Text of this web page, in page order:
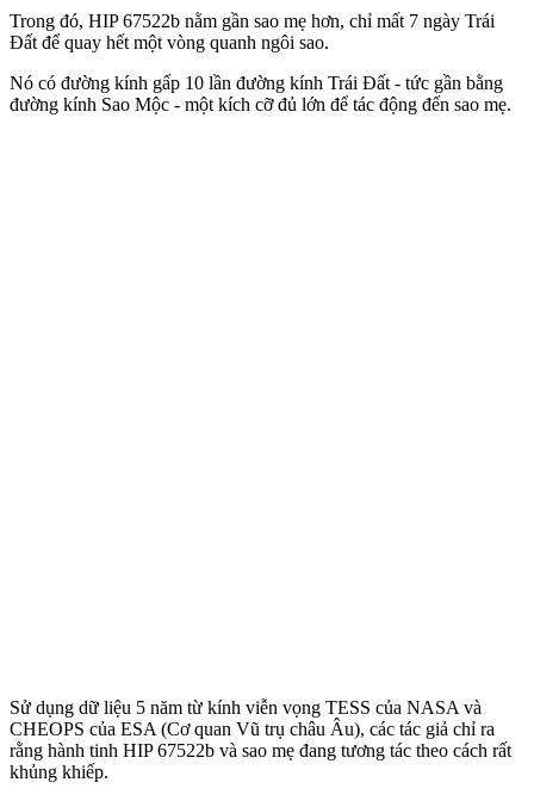
Trong đó, HIP 67522b nằm gần sao mẹ hơn, chỉ mất 7 ngày Trái
Đất để quay hết một vòng quanh ngôi sao.
Nó có đường kính gấp 10 lần đường kính Trái Đất - tức gần bằng
đường kính Sao Mộc - một kích cỡ đủ lớn để tác động đến sao mẹ.
Sử dụng dữ liệu 5 năm từ kính viễn vọng TESS của NASA và
CHEOPS của ESA (Cơ quan Vũ trụ châu Âu), các tác giả chỉ ra
rằng hành tinh HIP 67522b và sao mẹ đang tương tác theo cách rất
khủng khiếp.